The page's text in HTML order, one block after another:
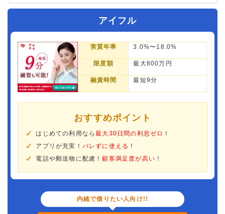
アイフル
実質年率 3.0%〜18.0%
限度額 最大800万円
融資時間 最短9分
おすすめポイント
はじめての利用なら最大30日間の利息ゼロ ！
アプリが充実！ バレずに使える ！
電話や郵送物に配慮！ 顧客満足度が高い ！
内緒で借りたい人向け!!